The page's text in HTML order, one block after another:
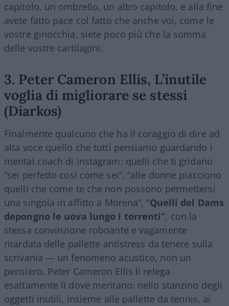
capitolo, un ombrello, un altro capitolo, e alla fine
avete fatto pace col fatto che anche voi, come le
vostre ginocchia, siete poco più che la somma
delle vostre cartilagini.
3. Peter Cameron Ellis, L’inutile
voglia di migliorare se stessi
(Diarkos)
Finalmente qualcuno che ha il coraggio di dire ad
alta voce quello che tutti pensiamo guardando i
mental coach di Instagram: quelli che ti gridano
“sei perfetto così come sei”, “alle donne piacciono
quelli che come te che non possono permettersi
una singola in affitto a Morena”, “Quelli del Dams
depongno le uova lungo i torrenti”, con la
stessa convinzione roboante e vagamente
ritardata delle pallette antistress da tenere sulla
scrivania — un fenomeno acustico, non un
pensiero. Peter Cameron Ellis li relega
esattamente lì dove meritano: nello stanzino degli
oggetti inutili, insieme alle pallette da tennis, ai